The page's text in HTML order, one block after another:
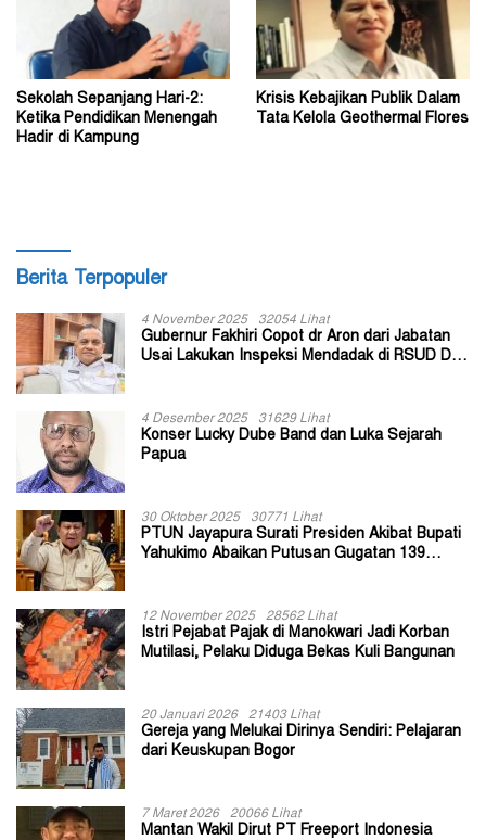
Sekolah Sepanjang Hari-2:
Ketika Pendidikan Menengah
Hadir di Kampung
Krisis Kebajikan Publik Dalam
Tata Kelola Geothermal Flores
Berita Terpopuler
4 November 2025 32054 Lihat
Gubernur Fakhiri Copot dr Aron dari Jabatan
Usai Lakukan Inspeksi Mendadak di RSUD Dok
4 Desember 2025 31629 Lihat
Konser Lucky Dube Band dan Luka Sejarah
Papua
30 Oktober 2025 30771 Lihat
PTUN Jayapura Surati Presiden Akibat Bupati
Yahukimo Abaikan Putusan Gugatan 139
12 November 2025 28562 Lihat
Istri Pejabat Pajak di Manokwari Jadi Korban
Mutilasi, Pelaku Diduga Bekas Kuli Bangunan
20 Januari 2026 21403 Lihat
Gereja yang Melukai Dirinya Sendiri: Pelajaran
dari Keuskupan Bogor
7 Maret 2026 20066 Lihat
Mantan Wakil Dirut PT Freeport Indonesia